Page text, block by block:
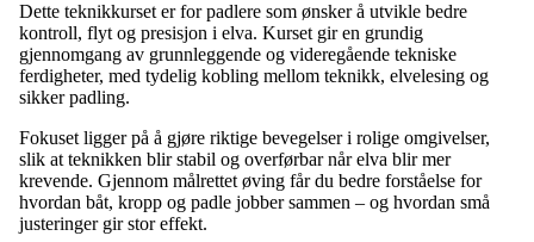
Dette teknikkurset er for padlere som ønsker å utvikle bedre
kontroll, flyt og presisjon i elva. Kurset gir en grundig
gjennomgang av grunnleggende og videregående tekniske
ferdigheter, med tydelig kobling mellom teknikk, elvelesing og
sikker padling.
Fokuset ligger på å gjøre riktige bevegelser i rolige omgivelser,
slik at teknikken blir stabil og overførbar når elva blir mer
krevende. Gjennom målrettet øving får du bedre forståelse for
hvordan båt, kropp og padle jobber sammen – og hvordan små
justeringer gir stor effekt.